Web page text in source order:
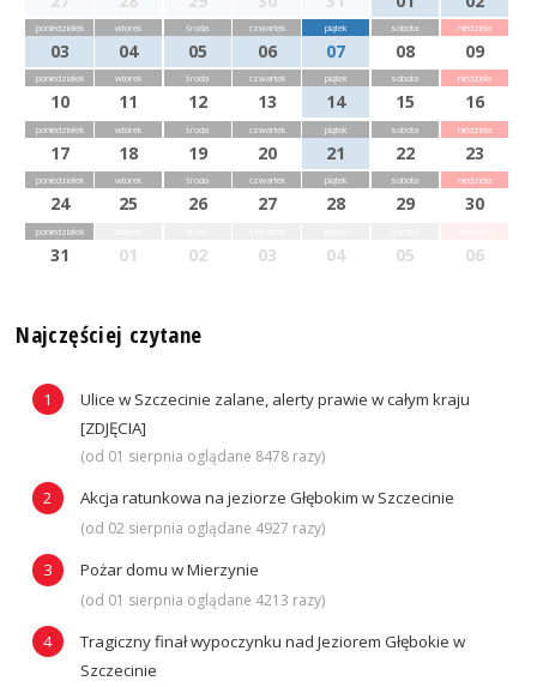
poniedziałek
03
wtorek
04
środa
05
czwartek
06
piątek
07
sobota
08
niedziela
09
poniedziałek
10
wtorek
11
środa
12
czwartek
13
piątek
14
sobota
15
niedziela
16
poniedziałek
17
wtorek
18
środa
19
czwartek
20
piątek
21
sobota
22
niedziela
23
poniedziałek
24
wtorek
25
środa
26
czwartek
27
piątek
28
sobota
29
niedziela
30
poniedziałek
31 01 02 03 04 05 06
Najczęściej czytane
Ulice w Szczecinie zalane, alerty prawie w całym kraju
[ZDJĘCIA]
(od 01 sierpnia oglądane 8478 razy)
Akcja ratunkowa na jeziorze Głębokim w Szczecinie
(od 02 sierpnia oglądane 4927 razy)
Pożar domu w Mierzynie
(od 01 sierpnia oglądane 4213 razy)
Tragiczny finał wypoczynku nad Jeziorem Głębokie w
Szczecinie